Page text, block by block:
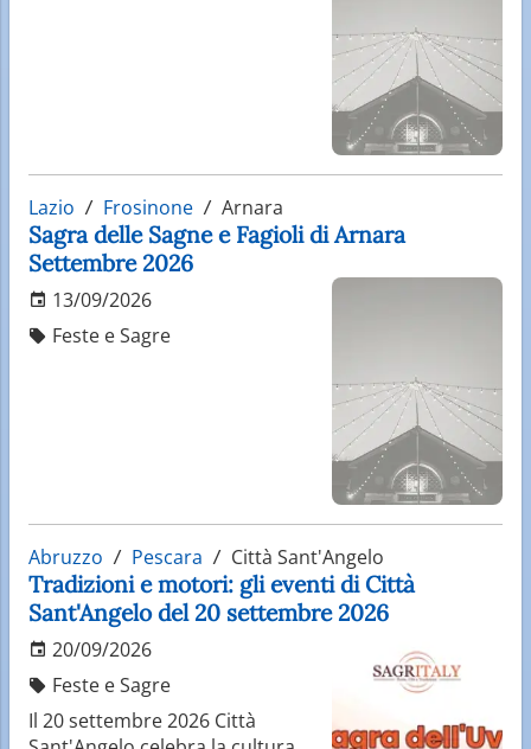
Lazio Frosinone Arnara
Sagra delle Sagne e Fagioli di Arnara
Settembre 2026
13/09/2026
Feste e Sagre
Abruzzo Pescara Città Sant'Angelo
Tradizioni e motori: gli eventi di Città
Sant'Angelo del 20 settembre 2026
20/09/2026
Feste e Sagre
Il 20 settembre 2026 Città